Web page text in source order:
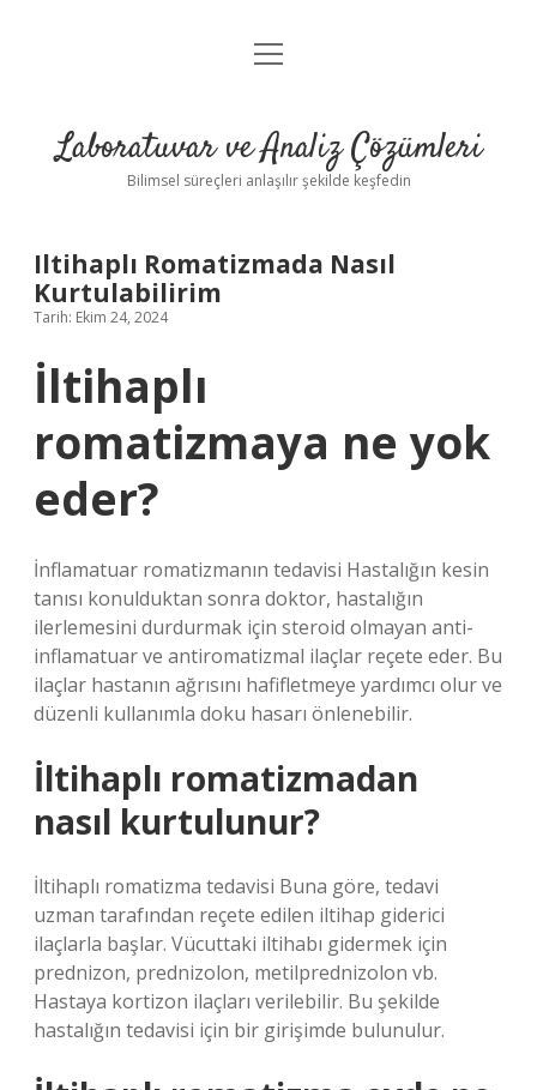
Anasayfa
Yasal Uyarı
menüyü
Laboratuvar ve Analiz Çözümleri
Bilimsel süreçleri anlaşılır şekilde keşfedin
Iltihaplı Romatizmada Nasıl
Kurtulabilirim
Tarih: Ekim 24, 2024
İltihaplı
romatizmaya ne yok
eder?
İnflamatuar romatizmanın tedavisi Hastalığın kesin
tanısı konulduktan sonra doktor, hastalığın
ilerlemesini durdurmak için steroid olmayan anti-
inflamatuar ve antiromatizmal ilaçlar reçete eder. Bu
ilaçlar hastanın ağrısını hafifletmeye yardımcı olur ve
düzenli kullanımla doku hasarı önlenebilir.
İltihaplı romatizmadan
nasıl kurtulunur?
İltihaplı romatizma tedavisi Buna göre, tedavi
uzman tarafından reçete edilen iltihap giderici
ilaçlarla başlar. Vücuttaki iltihabı gidermek için
prednizon, prednizolon, metilprednizolon vb.
Hastaya kortizon ilaçları verilebilir. Bu şekilde
hastalığın tedavisi için bir girişimde bulunulur.